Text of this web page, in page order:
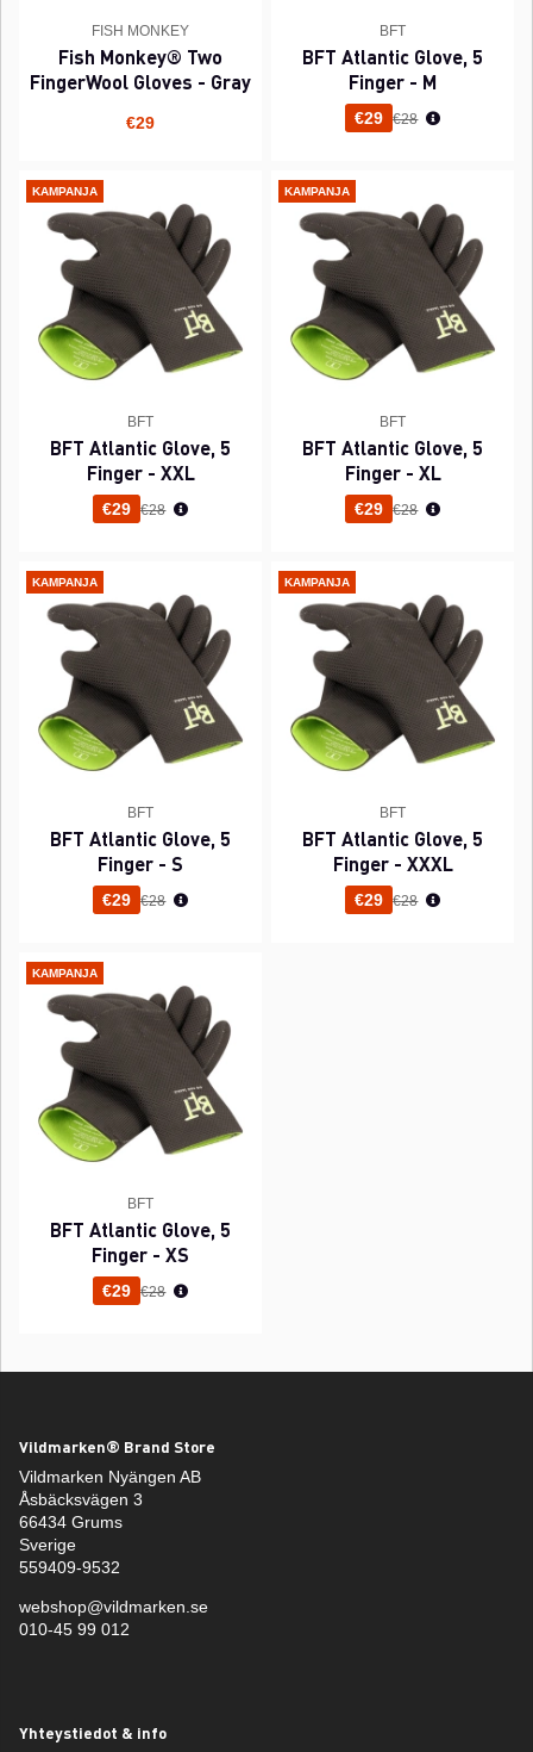
FISH MONKEY
Fish Monkey® Two
FingerWool Gloves - Gray
€29
BFT
BFT Atlantic Glove, 5
Finger - M
€29 Normaali hinta
€28
KAMPANJA
BFT
BFT Atlantic Glove, 5
Finger - XXL
€29 Normaali hinta
€28
KAMPANJA
BFT
BFT Atlantic Glove, 5
Finger - XL
€29 Normaali hinta
€28
KAMPANJA
BFT
BFT Atlantic Glove, 5
Finger - S
€29 Normaali hinta
€28
KAMPANJA
BFT
BFT Atlantic Glove, 5
Finger - XXXL
€29 Normaali hinta
€28
KAMPANJA
BFT
BFT Atlantic Glove, 5
Finger - XS
€29 Normaali hinta
€28
Vildmarken® Brand Store
Vildmarken Nyängen AB
Åsbäcksvägen 3
66434 Grums
Sverige
559409-9532
webshop@vildmarken.se
010-45 99 012
Yhteystiedot & info